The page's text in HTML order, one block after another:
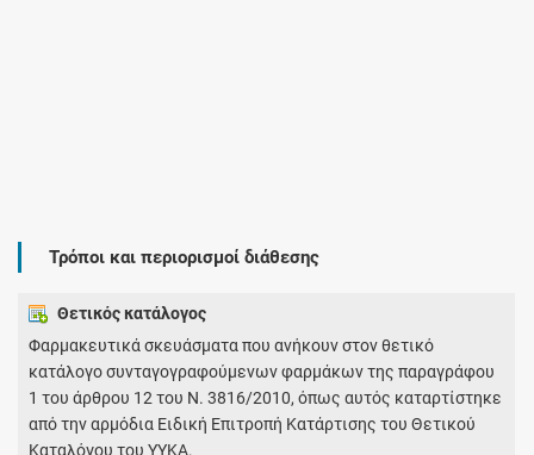
Τρόποι και περιορισμοί διάθεσης
Θετικός κατάλογος
Φαρμακευτικά σκευάσματα που ανήκουν στον θετικό
κατάλογο συνταγογραφούμενων φαρμάκων της παραγράφου
1 του άρθρου 12 του Ν. 3816/2010, όπως αυτός καταρτίστηκε
από την αρμόδια Ειδική Επιτροπή Κατάρτισης του Θετικού
Καταλόγου του ΥΥΚΑ.